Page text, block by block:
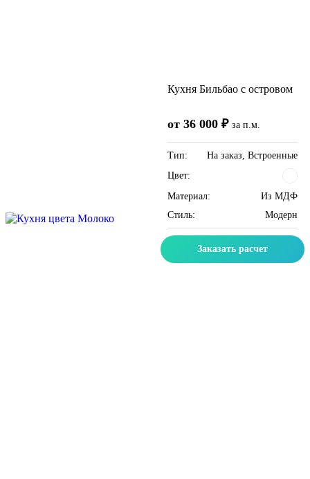
Кухня Бильбао c островом
от 36 000 ₽ за п.м.
Тип:
На заказ, Встроенные
Цвет:
Материал:
Из МДФ
Стиль:
Модерн
Заказать расчет